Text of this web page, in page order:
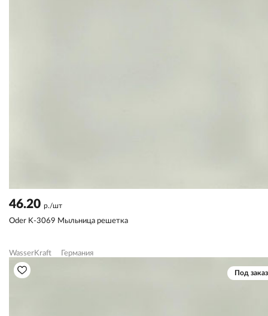
46.20 р./шт
Oder K-3069 Мыльница решетка
WasserKraft Германия
Под заказ